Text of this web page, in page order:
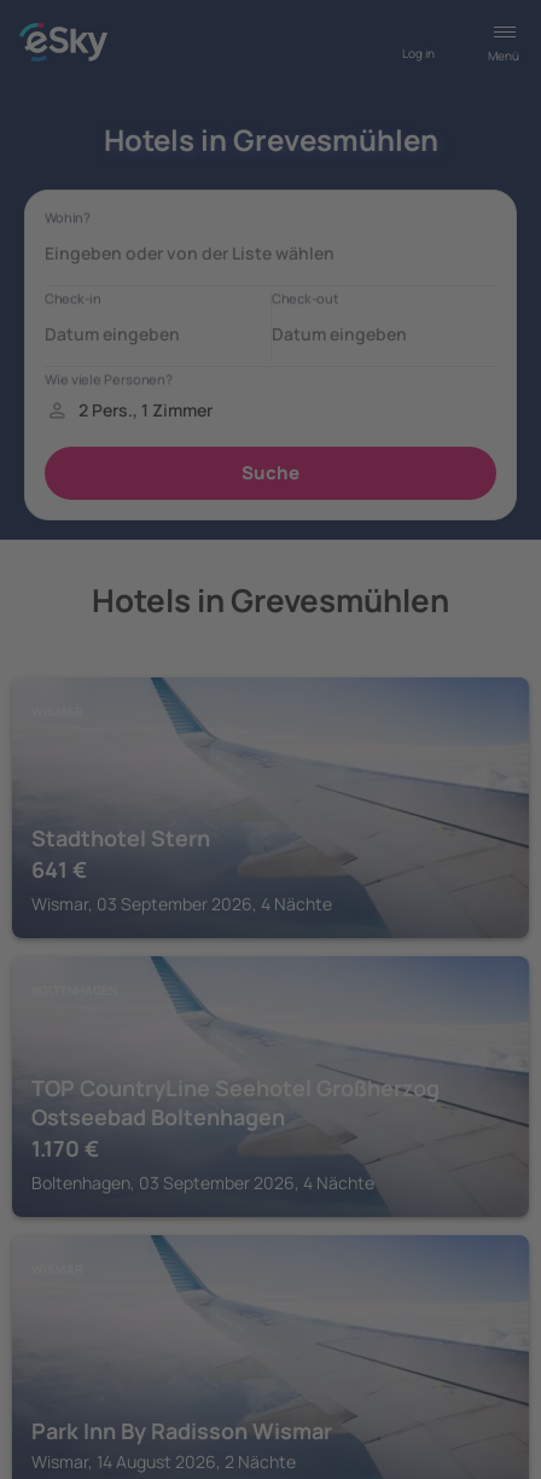
Menü
Log in
Hotels in Grevesmühlen
Hotels in Grevesmühlen
Stadthotel Stern
641 €
Wismar, 03 September 2026, 4 Nächte
TOP CountryLine Seehotel Großherzog
Ostseebad Boltenhagen
1.170 €
Boltenhagen, 03 September 2026, 4 Nächte
Park Inn By Radisson Wismar
Wismar, 14 August 2026, 2 Nächte